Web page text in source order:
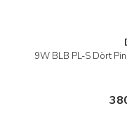
9W BLB PL-S Dört